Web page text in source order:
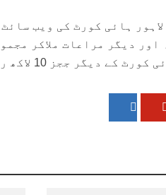
ہائی کورٹ کی ویب
ججز 10 لاکھ روپے سے زائد رقم لیتے ہیں۔